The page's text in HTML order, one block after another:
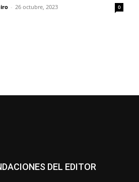
- 26 octubre, 2023 0
DEL EDITOR